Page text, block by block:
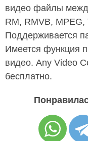
видео файлы
RM, RMVB, MPEG,
Поддерживается
Имеется функция
видео. Any Video
бесплатно.